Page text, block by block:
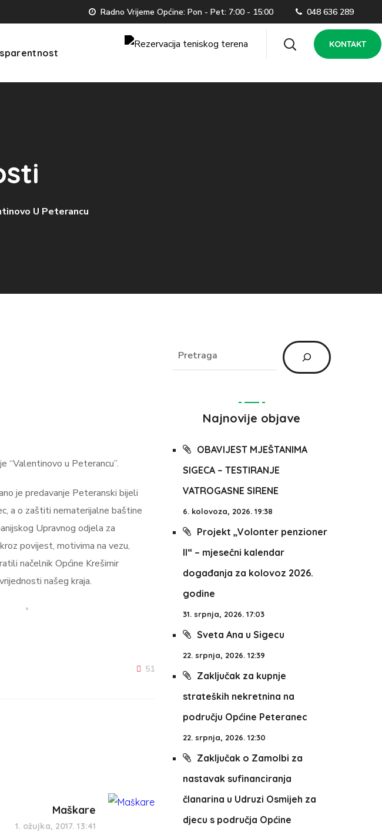
Radno Vrijeme Općine: Pon - Pet: 7:00 - 15:00 048 636 289
KONTAKT
U Peterancu
“Valentinovo u Peterancu”.
je predavanje Peteranski bijeli
a o zaštiti nematerijalne baštine
Upravnog odjela za
povijest, motivima na vezu,
načelnik Općine Krešimir
našeg kraja.
51
Maškare
1. ožujka, 2017. 13:41
Najnovije objave
OBAVIJEST MJEŠTANIMA
SIGECA – TESTIRANJE
VATROGASNE SIRENE
6. kolovoza, 2026. 19:38
Projekt „Volonter penzioner
II“ – mjesečni kalendar
događanja za kolovoz 2026.
godine
31. srpnja, 2026. 17:03
Sveta Ana u Sigecu
22. srpnja, 2026. 12:39
Zaključak za kupnje
strateških nekretnina na
području Općine Peteranec
22. srpnja, 2026. 12:30
Zaključak o Zamolbi za
nastavak sufinanciranja
članarina u Udruzi Osmijeh za
djecu s područja Općine